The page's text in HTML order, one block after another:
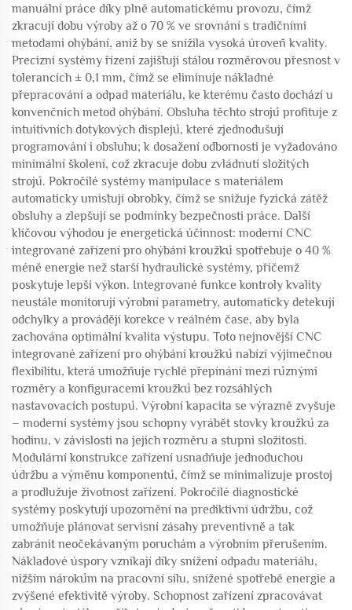
manuální práce díky plně automatickému provozu, čímž
zkracují dobu výroby až o 70 % ve srovnání s tradičními
metodami ohýbání, aniž by se snížila vysoká úroveň kvality.
Precizní systémy řízení zajišťují stálou rozměrovou přesnost v
tolerancích ± 0,1 mm, čímž se eliminuje nákladné
přepracování a odpad materiálu, ke kterému často dochází u
konvenčních metod ohýbání. Obsluha těchto strojů profituje z
intuitivních dotykových displejů, které zjednodušují
programování i obsluhu; k dosažení odbornosti je vyžadováno
minimální školení, což zkracuje dobu zvládnutí složitých
strojů. Pokročilé systémy manipulace s materiálem
automaticky umisťují obrobky, čímž se snižuje fyzická zátěž
obsluhy a zlepšují se podmínky bezpečnosti práce. Další
klíčovou výhodou je energetická účinnost: moderní CNC
integrované zařízení pro ohýbání kroužků spotřebuje o 40 %
méně energie než starší hydraulické systémy, přičemž
poskytuje lepší výkon. Integrované funkce kontroly kvality
neustále monitorují výrobní parametry, automaticky detekují
odchylky a provádějí korekce v reálném čase, aby byla
zachována optimální kvalita výstupu. Toto nejnovější CNC
integrované zařízení pro ohýbání kroužků nabízí výjimečnou
flexibilitu, která umožňuje rychlé přepínání mezi různými
rozměry a konfiguracemi kroužků bez rozsáhlých
nastavovacích postupů. Výrobní kapacita se výrazně zvyšuje
– moderní systémy jsou schopny vyrábět stovky kroužků za
hodinu, v závislosti na jejich rozměru a stupni složitosti.
Modulární konstrukce zařízení usnadňuje jednoduchou
údržbu a výměnu komponentů, čímž se minimalizuje prostoj
a prodlužuje životnost zařízení. Pokročilé diagnostické
systémy poskytují upozornění na prediktivní údržbu, což
umožňuje plánovat servisní zásahy preventivně a tak
zabránit neočekávaným poruchám a výrobním přerušením.
Nákladové úspory vznikají díky snížení odpadu materiálu,
nižším nárokům na pracovní sílu, snížené spotřebě energie a
zvýšené efektivitě výroby. Schopnost zařízení zpracovávat